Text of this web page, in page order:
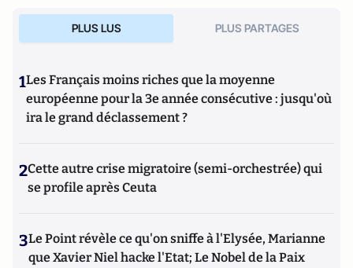
PLUS LUS PLUS PARTAGES
1Les Français moins riches que la moyenne
européenne pour la 3e année consécutive : jusqu'où
ira le grand déclassement ?
2Cette autre crise migratoire (semi-orchestrée) qui
se profile après Ceuta
3Le Point révèle ce qu'on sniffe à l'Elysée, Marianne
que Xavier Niel hacke l'Etat; Le Nobel de la Paix